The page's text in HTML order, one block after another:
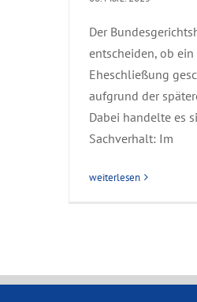
Der
entscheiden, ob
Eheschließung
aufgrund der
Dabei handelte es
Sachverhalt: Im
weiterlesen